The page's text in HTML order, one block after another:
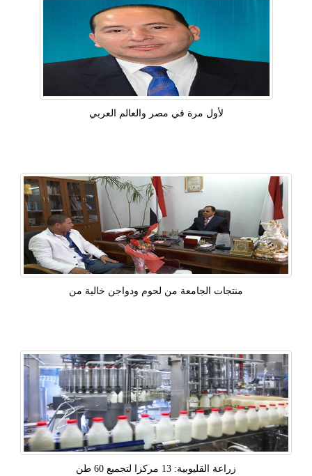
لأول مرة في مصر والعالم العربي
منتجات الجامعة من لحوم ودواجن خالية من
زراعة القليوبية: 13 مركزا لتجميع 60 طن